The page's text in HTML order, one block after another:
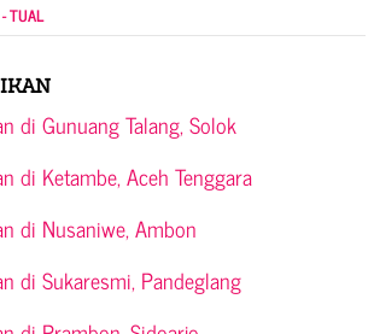
TUAL
di Gunuang Talang, Solok
di Ketambe, Aceh Tenggara
di Nusaniwe, Ambon
di Sukaresmi, Pandeglang